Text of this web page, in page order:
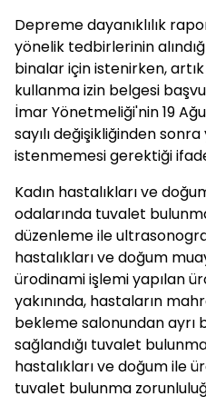
Depreme dayanıklılık
yönelik tedbirlerinin
binalar için istenirken, artık
kullanma izin belgesi
İmar Yönetmeliği'nin 19
sayılı değişikliğinden
istenmemesi gerektiği
Kadın hastalıkları ve
odalarında tuvalet
düzenleme ile
hastalıkları ve doğum
ürodinami işlemi yapılan
yakınında, hastaların
bekleme salonundan ayrı
sağlandığı tuvalet
hastalıkları ve doğum ile
tuvalet bulunma